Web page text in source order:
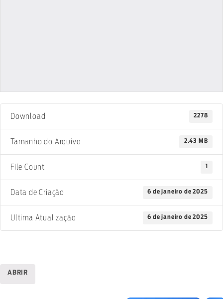
Download 2278
Tamanho do Arquivo 2.43 MB
File Count 1
Data de Criação 6 de janeiro de 2025
Ultima Atualização 6 de janeiro de 2025
ABRIR